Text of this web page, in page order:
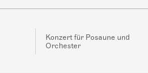
Konzert für Posaune und
Orchester